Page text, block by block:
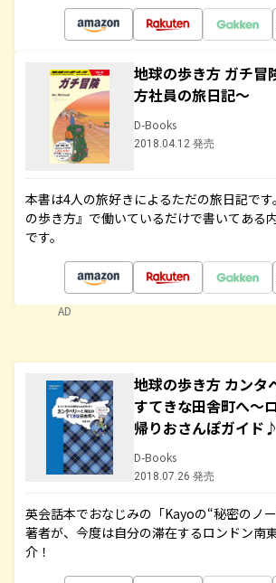
地球の歩き方 ガチ冒
方社員の旅日記～
D-Books
2018.04.12 発売
本書は4人の旅好きによるただの旅日記で
の歩き方』で働いているだけで書いてある
です。
AD
地球の歩き方 カンタ
すてきな田舎町へ～
帰りおさんぽガイド♪
D-Books
2018.07.26 発売
英会話本でおなじみの「Kayoの“秘密のノ
著者が、今度は自分の滞在するロンドン南
介！